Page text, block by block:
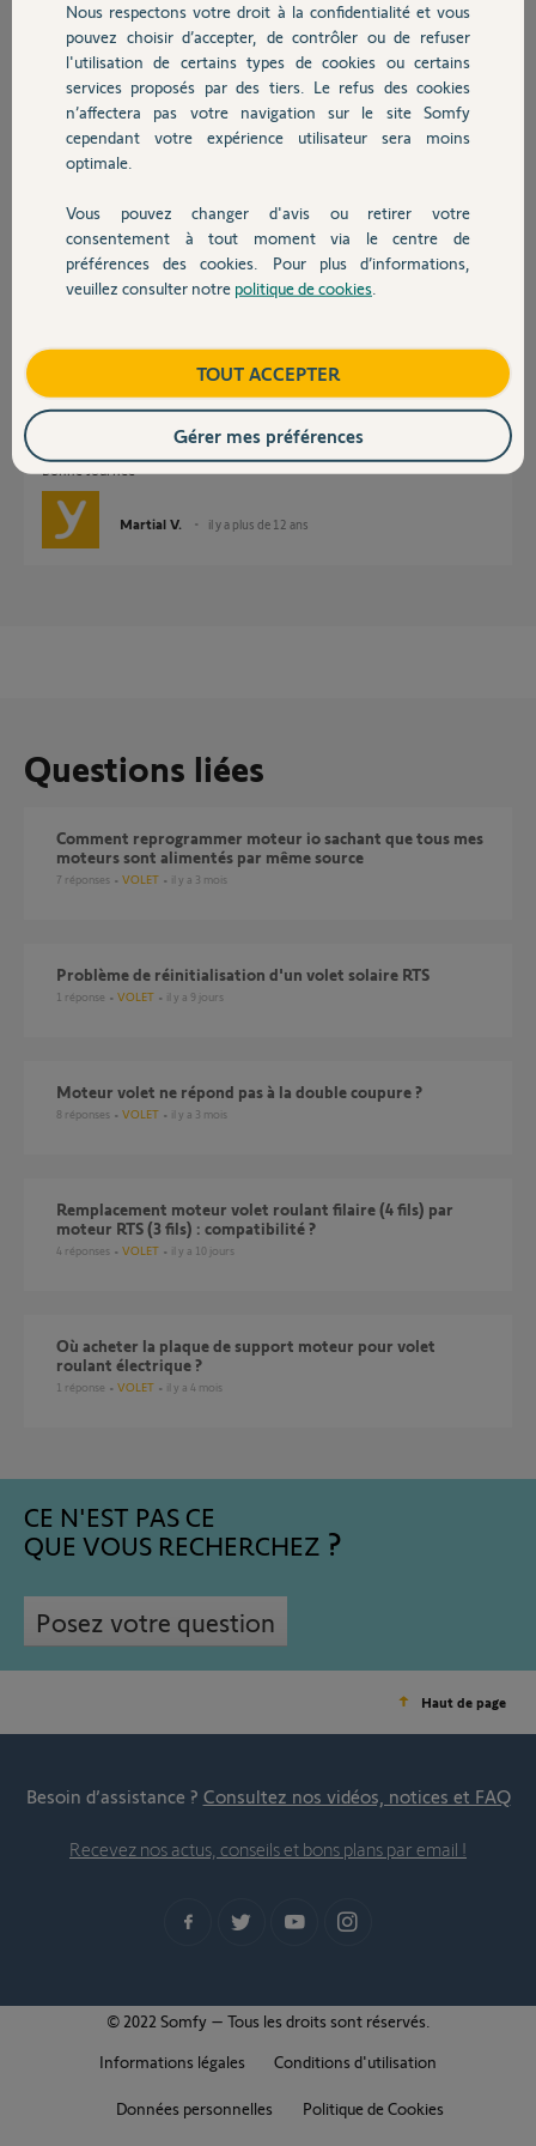
Chauffage
Autres produits
Devis avec un pro
Contact
les taquets rouge et jaune qui servent à regler la montée et descente.
Pouvez-vous m'eclairer pour trouver le bon reglage.
je vous remercie d'avance.
philippe R.
il y a plus de 12 ans
Participer au fil de discussion
Réponses
Bonjour Philippe,
Je vous transmets ci-dessous un document récapitulant les
manipulations pour les moteurs IPSO dont le réglage des fins de courses.
Bonne Journée
Martial V. il y a plus de 12 ans
Questions liées
comment reprogrammer moteur io sachant que tous mes
moteurs sont alimentés par même source
7 réponses VOLET il y a 3 mois
Problème de réinitialisation d'un volet solaire RTS
1 réponse VOLET il y a 9 jours
Moteur volet ne répond pas à la double coupure ?
8 réponses VOLET il y a 3 mois
Remplacement moteur volet roulant filaire (4 fils) par
moteur RTS (3 fils) : compatibilité ?
4 réponses VOLET il y a 10 jours
Où acheter la plaque de support moteur pour volet
roulant électrique ?
1 réponse VOLET il y a 4 mois
CE N'EST PAS CE
QUE VOUS RECHERCHEZ
Posez votre question
Haut de page
Besoin d’assistance ? Consultez nos vidéos, notices et FAQ
Recevez nos actus, conseils et bons plans par email !
© 2022 Somfy – Tous les droits sont réservés.
Informations légales
Conditions d'utilisation
Données personnelles Politique de Cookies
Nous respectons votre droit à la confidentialité et vous
pouvez choisir d’accepter, de contrôler ou de refuser
l'utilisation de certains types de cookies ou certains
services proposés par des tiers. Le refus des cookies
n’affectera pas votre navigation sur le site Somfy
cependant votre expérience utilisateur sera moins
optimale.
Vous pouvez changer d'avis ou retirer votre
consentement à tout moment via le centre de
préférences des cookies. Pour plus d’informations,
veuillez consulter notre politique de cookies
TOUT ACCEPTER
Gérer mes préférences